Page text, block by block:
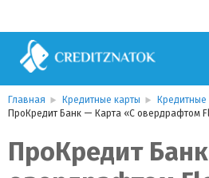
Главная Кредитные карты
ПроКредит Банк — Карта «С овердрафтом
ПроКредит